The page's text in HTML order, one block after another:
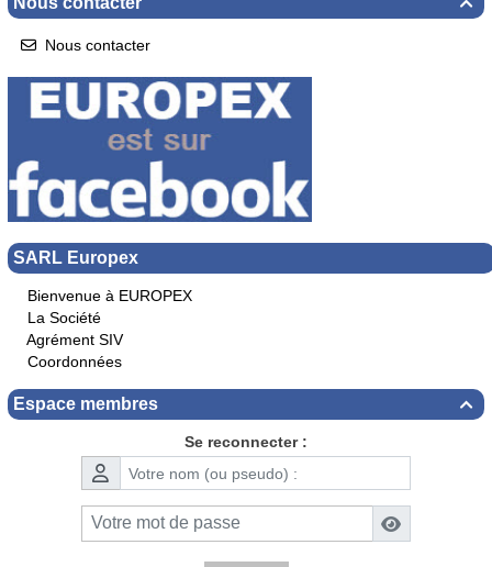

Nous contacter
SARL Europex
Bienvenue à EUROPEX
La Société
Agrément SIV
Coordonnées

Espace membres
Se reconnecter :